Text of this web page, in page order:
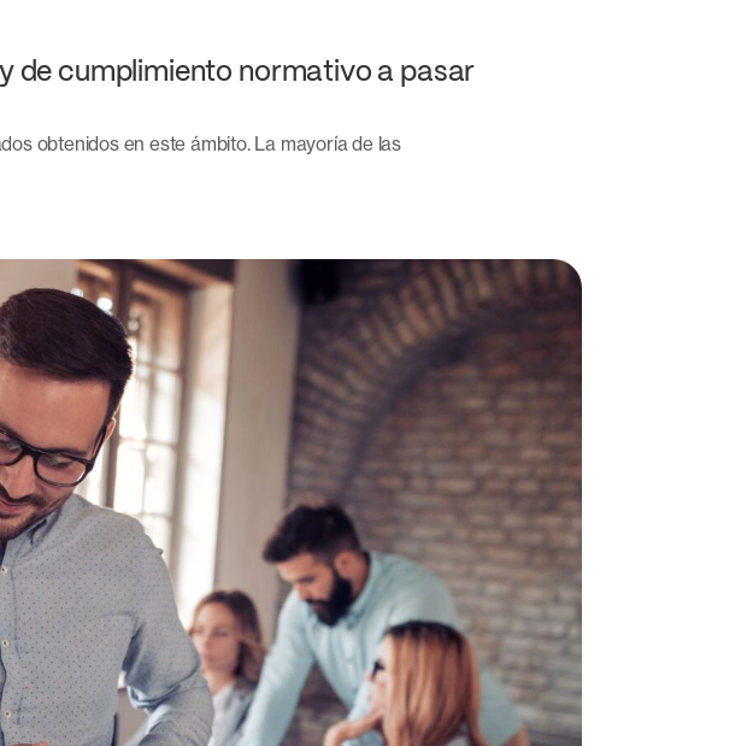
de cumplimiento normativo a pasar
obtenidos en este ámbito. La mayoría de las